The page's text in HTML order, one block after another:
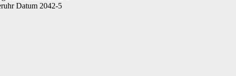
Datum 2042-5